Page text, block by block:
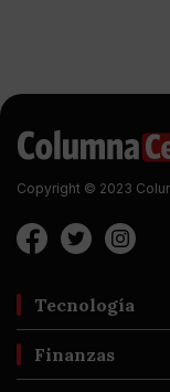
Copyright © 2023
Tecnología
Finanzas